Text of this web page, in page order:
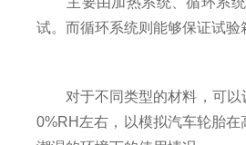
试。而循环系统则能够保证试验
对于不同类型的材料，可以
0%RH左右，以模拟汽车轮胎